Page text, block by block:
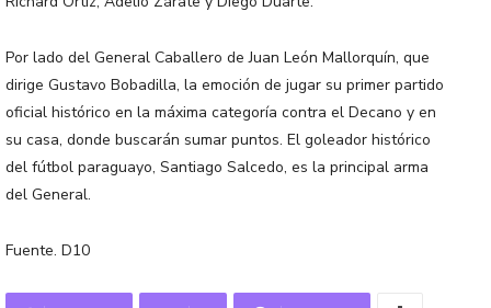
Por lado del General Caballero de Juan León Mallorquín, que
dirige Gustavo Bobadilla, la emoción de jugar su primer partido
oficial histórico en la máxima categoría contra el Decano y en
su casa, donde buscarán sumar puntos. El goleador histórico
del fútbol paraguayo, Santiago Salcedo, es la principal arma
del General.
Fuente. D10